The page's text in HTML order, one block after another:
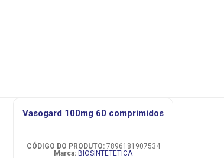
vasogard 100mg 60 comprimidos
CÓDIGO DO PRODUTO:7896181907534
Marca: BIOSINTETETICA